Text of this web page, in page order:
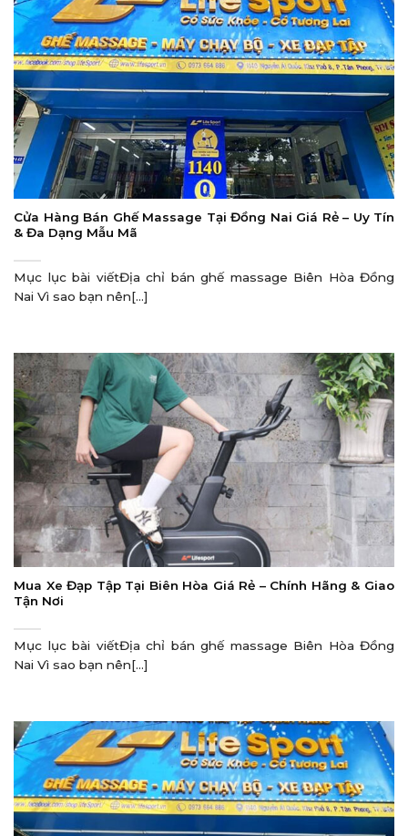
Cửa Hàng Bán Ghế Massage Tại Đồng Nai Giá Rẻ – Uy Tín
& Đa Dạng Mẫu Mã
Mục lục bài viếtĐịa chỉ bán ghế massage Biên Hòa Đồng
Nai Vì sao bạn nên[...]
Mua Xe Đạp Tập Tại Biên Hòa Giá Rẻ – Chính Hãng & Giao
Tận Nơi
Mục lục bài viếtĐịa chỉ bán ghế massage Biên Hòa Đồng
Nai Vì sao bạn nên[...]